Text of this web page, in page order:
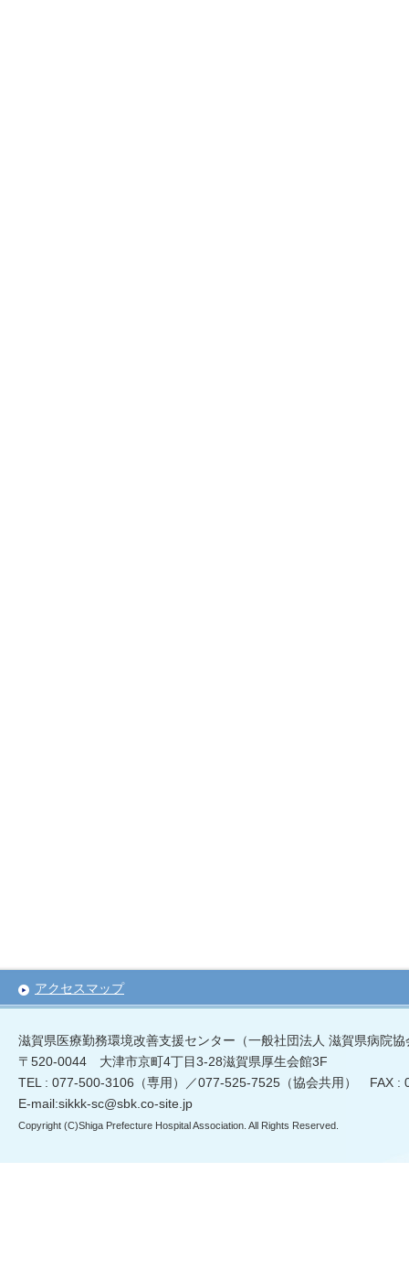
アクセスマップ
滋賀県医療勤務環境改善支援センター（一般社団法人 滋賀県病院協
〒520-0044 大津市京町4丁目3-28滋賀県厚生会館3F
TEL : 077-500-3106（専用）／077-525-7525（協会共用） FAX :
E-mail:sikkk-sc@sbk.co-site.jp
Copyright (C)Shiga Prefecture Hospital Association. All Rights Reserved.